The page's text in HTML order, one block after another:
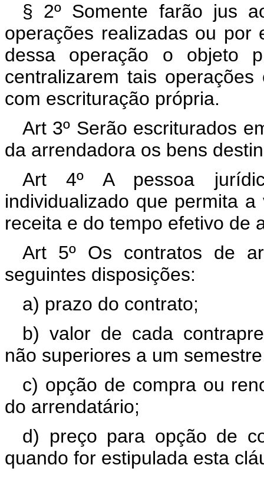
§ 2º Somente farão jus
operações realizadas ou por
dessa operação o objeto
centralizarem tais
com escrituração própria.
Art 3º Serão escriturados
da arrendadora os bens
Art 4º A pessoa
individualizado que permita
receita e do tempo efetivo de
Art 5º Os contratos de
seguintes disposições:
a) prazo do contrato;
b) valor de cada
não superiores a um
c) opção de compra ou
do arrendatário;
d) preço para opção de
quando for estipulada esta